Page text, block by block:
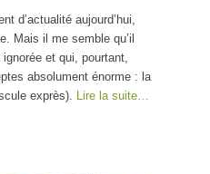
d’actualité aujourd’hui,
Mais il me semble qu’il
et qui, pourtant,
absolument énorme : la
exprès). Lire la suite…